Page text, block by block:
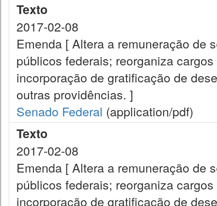
Texto
2017-02-08
Emenda [ Altera a remuneração de
públicos federais; reorganiza
incorporação de gratificação de
outras providências. ]
Senado Federal (application/pdf)
Texto
2017-02-08
Emenda [ Altera a remuneração de
públicos federais; reorganiza
incorporação de gratificação de